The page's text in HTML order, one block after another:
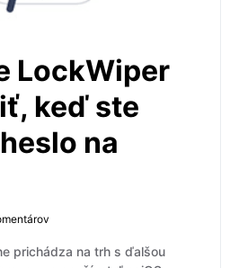
LockWiper
keď ste
na
prichádza na trh s ďalšou